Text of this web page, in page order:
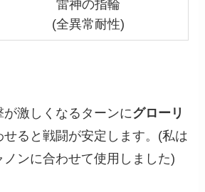
雷神の指輪
(全異常耐性)
激しくなるターンにグローリ
せると戦闘が安定します。(私は
ンに合わせて使用しました)